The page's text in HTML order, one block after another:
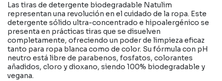
Las tiras de detergente biodegradable Natulim
representan una revolución en el cuidado de la ropa. Este
detergente sólido ultra-concentrado e hipoalergénico se
presenta en prácticas tiras que se disuelven
completamente, ofreciendo un poder de limpieza eficaz
tanto para ropa blanca como de color. Su fórmula con pH
neutro está libre de parabenos, fosfatos, colorantes
añadidos, cloro y dioxano, siendo 100% biodegradable y
vegana.